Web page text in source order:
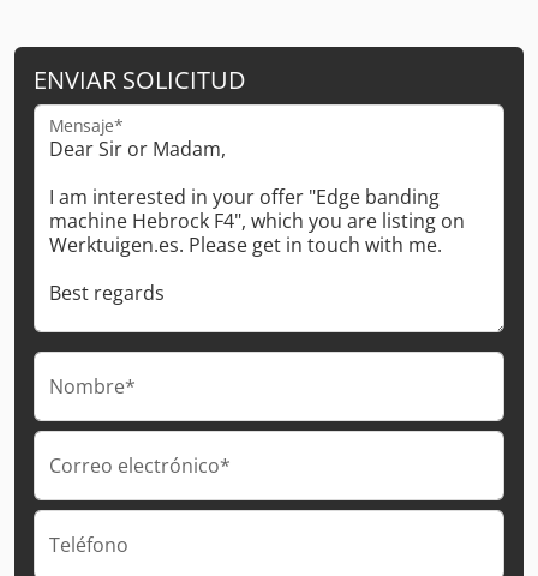
ENVIAR SOLICITUD
Mensaje*
Nombre*
Correo electrónico*
Teléfono